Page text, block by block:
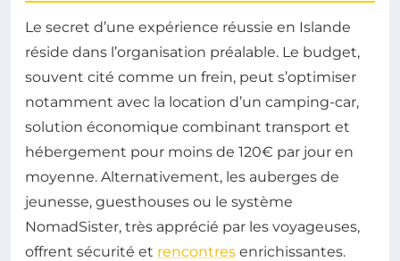
Le secret d’une expérience réussie en Islande
réside dans l’organisation préalable. Le budget,
souvent cité comme un frein, peut s’optimiser
notamment avec la location d’un camping-car,
solution économique combinant transport et
hébergement pour moins de 120€ par jour en
moyenne. Alternativement, les auberges de
jeunesse, guesthouses ou le système
NomadSister, très apprécié par les voyageuses,
offrent sécurité et rencontres enrichissantes.